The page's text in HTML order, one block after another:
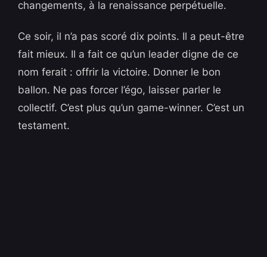
changements, à la renaissance perpétuelle.
Ce soir, il n’a pas scoré dix points. Il a peut-être
fait mieux. Il a fait ce qu’un leader digne de ce
nom ferait : offrir la victoire. Donner le bon
ballon. Ne pas forcer l’égo, laisser parler le
collectif. C’est plus qu’un game-winner. C’est un
testament.